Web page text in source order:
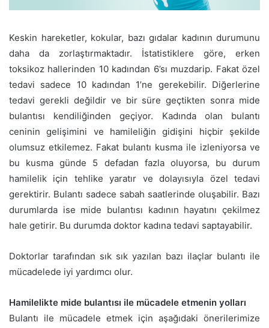
Keskin hareketler, kokular, bazı gıdalar kadının durumunu
daha da zorlaştırmaktadır. İstatistiklere göre, erken
toksikoz hallerinden 10 kadından 6’sı muzdarip. Fakat özel
tedavi sadece 10 kadından 1’ne gerekebilir. Diğerlerine
tedavi gerekli değildir ve bir süre geçtikten sonra mide
bulantısı kendiliğinden geçiyor. Kadında olan bulantı
ceninin gelişimini ve hamileliğin gidişini hiçbir şekilde
olumsuz etkilemez. Fakat bulantı kusma ile izleniyorsa ve
bu kusma günde 5 defadan fazla oluyorsa, bu durum
hamilelik için tehlike yaratır ve dolayısıyla özel tedavi
gerektirir. Bulantı sadece sabah saatlerinde oluşabilir. Bazı
durumlarda ise mide bulantısı kadının hayatını çekilmez
hale getirir. Bu durumda doktor kadına tedavi saptayabilir.
Doktorlar tarafından sık sık yazılan bazı ilaçlar bulantı ile
mücadelede iyi yardımcı olur.
Hamilelikte mide bulantısı ile mücadele etmenin yolları
Bulantı ile mücadele etmek için aşağıdaki önerilerimize